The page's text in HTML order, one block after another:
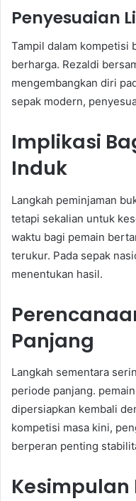
Penyesuaian
Tampil dalam kompetisi
berharga. Rezaldi
mengembangkan diri
sepak modern,
Implikasi
Induk
Langkah peminjaman
tetapi sekalian untuk
waktu bagi pemain
terukur. Pada sepak
menentukan hasil.
Panjang
Langkah sementara
periode panjang.
dipersiapkan kembali
kompetisi masa kini,
berperan penting
Kesimpulan